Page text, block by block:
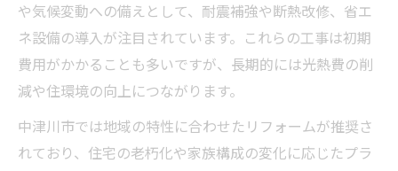
や気候変動への備えとして、耐震補強や断熱改修、省エ
ネ設備の導入が注目されています。これらの工事は初期
費用がかかることも多いですが、長期的には光熱費の削
減や住環境の向上につながります。
中津川市では地域の特性に合わせたリフォームが推奨さ
れており、住宅の老朽化や家族構成の変化に応じたプラ